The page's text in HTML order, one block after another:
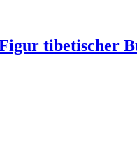
tibetischer